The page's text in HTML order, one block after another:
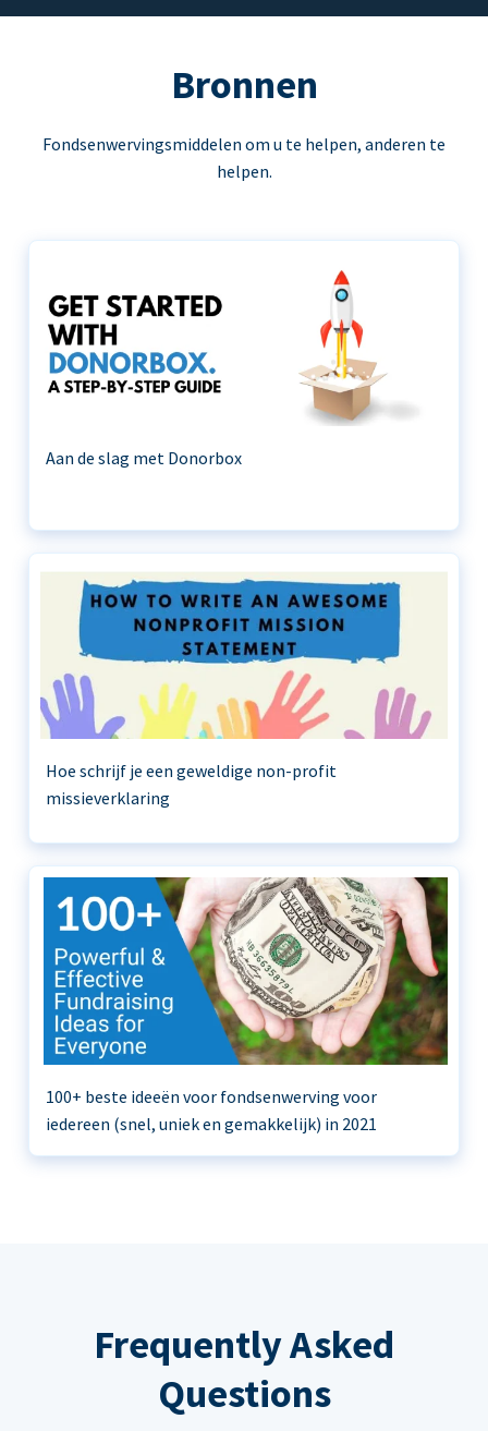
Bronnen
Fondsenwervingsmiddelen om u te helpen, anderen te
helpen.
Aan de slag met Donorbox
Hoe schrijf je een geweldige non-profit
missieverklaring
100+ beste ideeën voor fondsenwerving voor
iedereen (snel, uniek en gemakkelijk) in 2021
Frequently Asked
Questions